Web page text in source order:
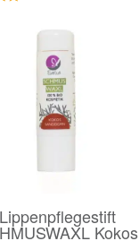
Lippenpflegestift
Kokos